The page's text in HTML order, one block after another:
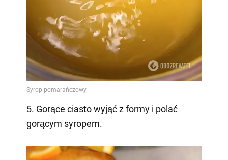
5. Gorące ciasto wyjąć z formy i polać
gorącym syropem.